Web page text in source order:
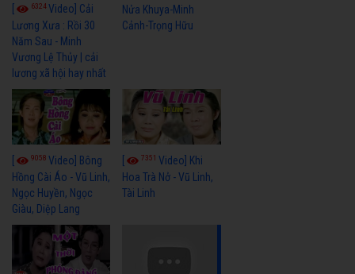
6324Video] Cải
Lương Xưa : Rồi 30
Năm Sau - Minh
Vương Lệ Thủy | cải
lương xã hội hay nhất
Nửa Khuya-Minh
Cảnh-Trọng Hữu
9058 Video] Bông
Hồng Cài Áo - Vũ Linh,
Ngọc Huyền, Ngọc
Giàu, Diệp Lang
7351Video] Khi
Hoa Trà Nở - Vũ Linh,
Tài Linh